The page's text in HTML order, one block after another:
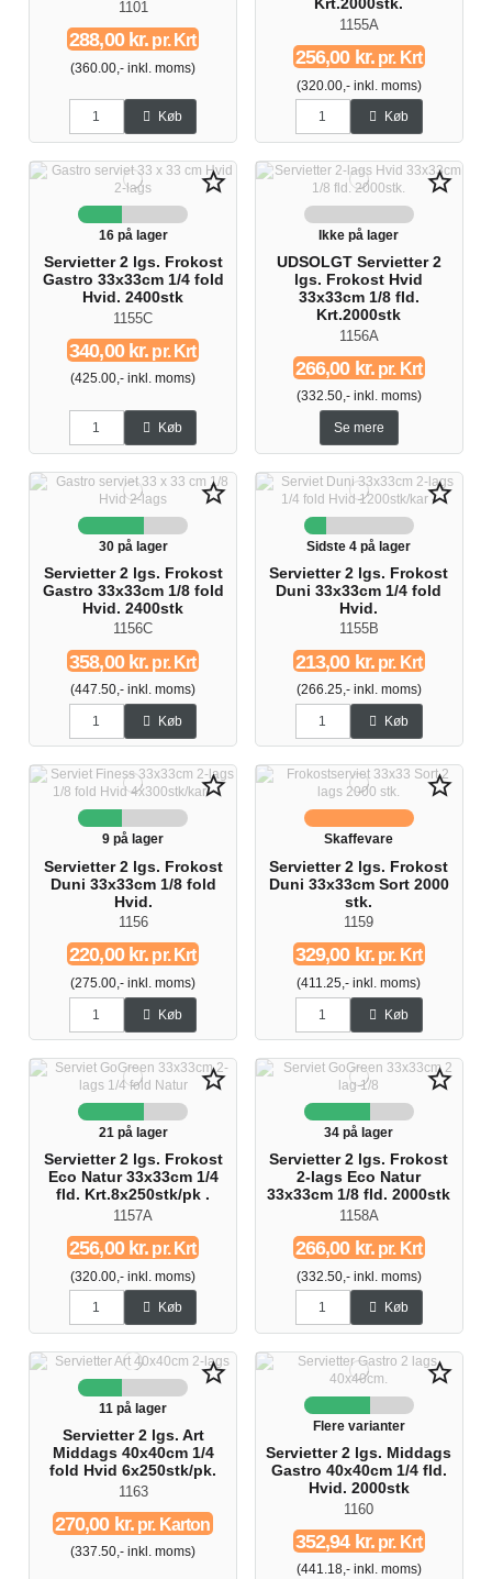
1101
288,00 kr. pr. Krt
(360.00,- inkl. moms)
Køb
Krt.2000stk.
1155A
256,00 kr. pr. Krt
(320.00,- inkl. moms)
Køb
star_border
16 på lager
Servietter 2 lgs. Frokost
Gastro 33x33cm 1/4 fold
Hvid. 2400stk
1155C
340,00 kr. pr. Krt
(425.00,- inkl. moms)
Køb
star_border
Ikke på lager
UDSOLGT Servietter 2
lgs. Frokost Hvid
33x33cm 1/8 fld.
Krt.2000stk
1156A
266,00 kr. pr. Krt
(332.50,- inkl. moms)
Se mere
star_border
30 på lager
Servietter 2 lgs. Frokost
Gastro 33x33cm 1/8 fold
Hvid. 2400stk
1156C
358,00 kr. pr. Krt
(447.50,- inkl. moms)
Køb
star_border
Sidste 4 på lager
Servietter 2 lgs. Frokost
Duni 33x33cm 1/4 fold
Hvid.
1155B
213,00 kr. pr. Krt
(266.25,- inkl. moms)
Køb
star_border
9 på lager
Servietter 2 lgs. Frokost
Duni 33x33cm 1/8 fold
Hvid.
1156
220,00 kr. pr. Krt
(275.00,- inkl. moms)
Køb
star_border
Skaffevare
Servietter 2 lgs. Frokost
Duni 33x33cm Sort 2000
stk.
1159
329,00 kr. pr. Krt
(411.25,- inkl. moms)
Køb
star_border
21 på lager
Servietter 2 lgs. Frokost
Eco Natur 33x33cm 1/4
fld. Krt.8x250stk/pk .
1157A
256,00 kr. pr. Krt
(320.00,- inkl. moms)
Køb
star_border
34 på lager
Servietter 2 lgs. Frokost
2-lags Eco Natur
33x33cm 1/8 fld. 2000stk
1158A
266,00 kr. pr. Krt
(332.50,- inkl. moms)
Køb
star_border
11 på lager
Servietter 2 lgs. Art
Middags 40x40cm 1/4
fold Hvid 6x250stk/pk.
1163
270,00 kr. pr. Karton
(337.50,- inkl. moms)
star_border
Flere varianter
Servietter 2 lgs. Middags
Gastro 40x40cm 1/4 fld.
Hvid. 2000stk
1160
352,94 kr. pr. Krt
(441.18,- inkl. moms)